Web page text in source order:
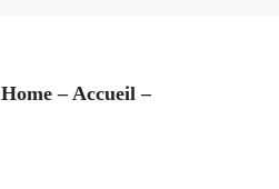
Home– Accueil–